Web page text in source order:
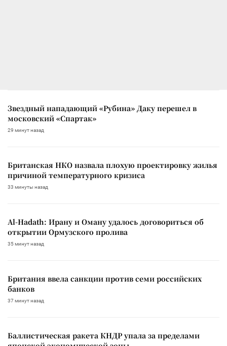
Звездный нападающий «Рубина» Даку перешел в
московский «Спартак»
29 минут назад
Британская НКО назвала плохую проектировку жилья
причиной температурного кризиса
33 минуты назад
Al-Hadath: Ирану и Оману удалось договориться об
открытии Ормузского пролива
35 минут назад
Британия ввела санкции против семи российских
банков
37 минут назад
Баллистическая ракета КНДР упала за пределами